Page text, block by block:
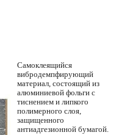
Самоклеящийся
вибродемпфирующий
материал, состоящий из
алюминиевой фольги с
тиснением и липкого
полимерного слоя,
защищенного
антиадгезионной бумагой.